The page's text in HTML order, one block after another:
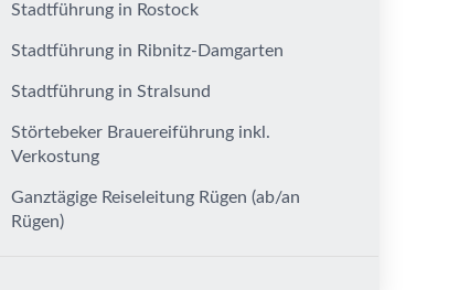
Stadtführung in Rostock
Stadtführung in Ribnitz-Damgarten
Stadtführung in Stralsund
Störtebeker Brauereiführung inkl.
Verkostung
Ganztägige Reiseleitung Rügen (ab/an
Rügen)